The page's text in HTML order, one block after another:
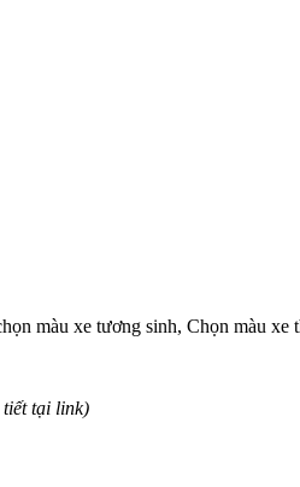
màu xe tương sinh, Chọn màu xe
tại link)